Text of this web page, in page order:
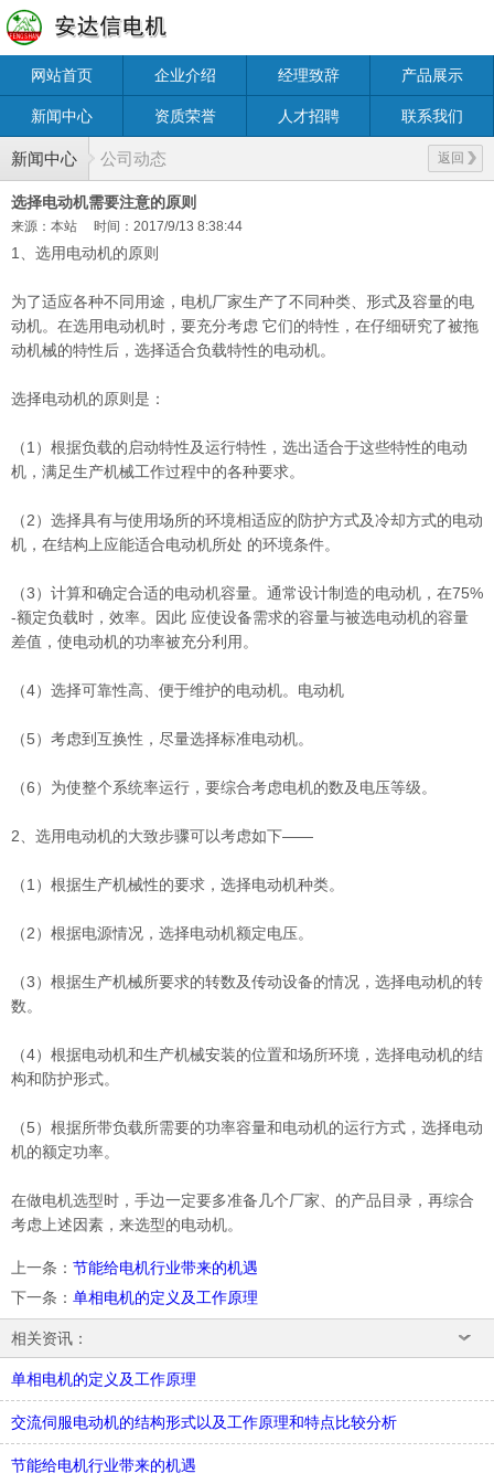
网站首页 企业介绍 经理致辞 产品展示
新闻中心 资质荣誉 人才招聘 联系我们
新闻中心 返回
公司动态
选择电动机需要注意的原则
来源：本站 时间：2017/9/13 8:38:44
1、选用电动机的原则
为了适应各种不同用途，电机厂家生产了不同种类、形式及容量的电
动机。在选用电动机时，要充分考虑 它们的特性，在仔细研究了被拖
动机械的特性后，选择适合负载特性的电动机。
选择电动机的原则是：
（1）根据负载的启动特性及运行特性，选出适合于这些特性的电动
机，满足生产机械工作过程中的各种要求。
（2）选择具有与使用场所的环境相适应的防护方式及冷却方式的电动
机，在结构上应能适合电动机所处 的环境条件。
（3）计算和确定合适的电动机容量。通常设计制造的电动机，在75%
-额定负载时，效率。因此 应使设备需求的容量与被选电动机的容量
差值，使电动机的功率被充分利用。
（4）选择可靠性高、便于维护的电动机。电动机
（5）考虑到互换性，尽量选择标准电动机。
（6）为使整个系统率运行，要综合考虑电机的数及电压等级。
2、选用电动机的大致步骤可以考虑如下——
（1）根据生产机械性的要求，选择电动机种类。
（2）根据电源情况，选择电动机额定电压。
（3）根据生产机械所要求的转数及传动设备的情况，选择电动机的转
数。
（4）根据电动机和生产机械安装的位置和场所环境，选择电动机的结
构和防护形式。
（5）根据所带负载所需要的功率容量和电动机的运行方式，选择电动
机的额定功率。
在做电机选型时，手边一定要多准备几个厂家、的产品目录，再综合
考虑上述因素，来选型的电动机。
上一条 ： 节能给电机行业带来的机遇
下一条 ： 单相电机的定义及工作原理
相关资讯：
单相电机的定义及工作原理
交流伺服电动机的结构形式以及工作原理和特点比较分析
节能给电机行业带来的机遇